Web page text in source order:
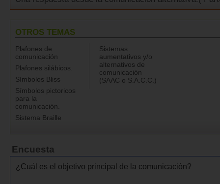
OTROS TEMAS
Plafones de
comunicación
Plafones silábicos.
Símbolos Bliss
Símbolos pictoricos
para la
comunicación.
Sistema Braille
Sistemas
aumentativos y/o
alternativos de
comunicación
(SAAC o S.A.C.C.)
Encuesta
¿Cuál es el objetivo principal de la comunicación?